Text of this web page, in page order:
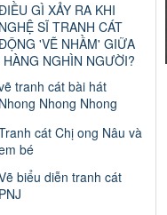
GÌ XẢY RA KHI
NGHỆ SĨ TRANH CÁT
'VẼ NHẦM' GIỮA
HÀNG NGHÌN NGƯỜI?
tranh cát bài hát
Nhong Nhong Nhong
cát Chị ong Nâu và
bé
biểu diễn tranh cát
PNJ